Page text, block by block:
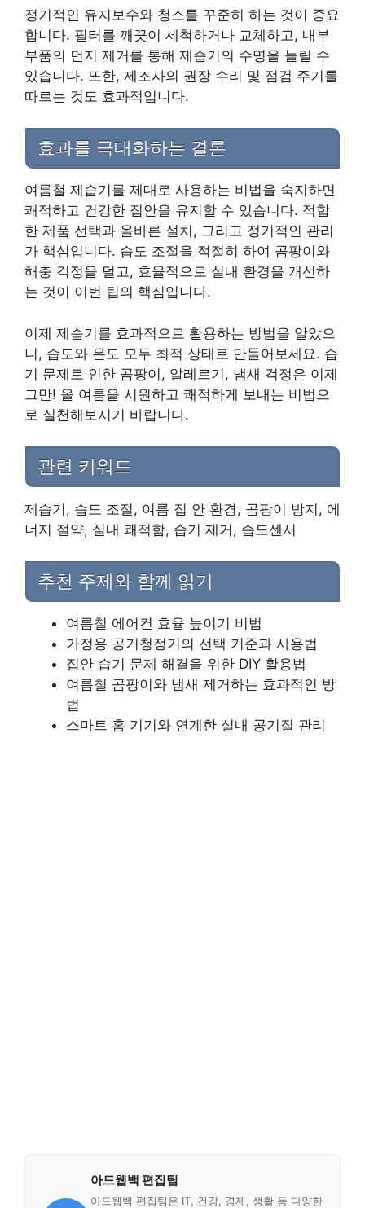
정기적인 유지보수와 청소를 꾸준히 하는 것이 중요
합니다. 필터를 깨끗이 세척하거나 교체하고, 내부
부품의 먼지 제거를 통해 제습기의 수명을 늘릴 수
있습니다. 또한, 제조사의 권장 수리 및 점검 주기를
따르는 것도 효과적입니다.
효과를 극대화하는 결론
여름철 제습기를 제대로 사용하는 비법을 숙지하면
쾌적하고 건강한 집안을 유지할 수 있습니다. 적합
한 제품 선택과 올바른 설치, 그리고 정기적인 관리
가 핵심입니다. 습도 조절을 적절히 하여 곰팡이와
해충 걱정을 덜고, 효율적으로 실내 환경을 개선하
는 것이 이번 팁의 핵심입니다.
이제 제습기를 효과적으로 활용하는 방법을 알았으
니, 습도와 온도 모두 최적 상태로 만들어보세요. 습
기 문제로 인한 곰팡이, 알레르기, 냄새 걱정은 이제
그만! 올 여름을 시원하고 쾌적하게 보내는 비법으
로 실천해보시기 바랍니다.
관련 키워드
제습기, 습도 조절, 여름 집 안 환경, 곰팡이 방지, 에
너지 절약, 실내 쾌적함, 습기 제거, 습도센서
추천 주제와 함께 읽기
여름철 에어컨 효율 높이기 비법
가정용 공기청정기의 선택 기준과 사용법
집안 습기 문제 해결을 위한 DIY 활용법
여름철 곰팡이와 냄새 제거하는 효과적인 방
법
스마트 홈 기기와 연계한 실내 공기질 관리
아드웹백 편집팀
아드웹백 편집팀은 IT, 건강, 경제, 생활 등 다양한